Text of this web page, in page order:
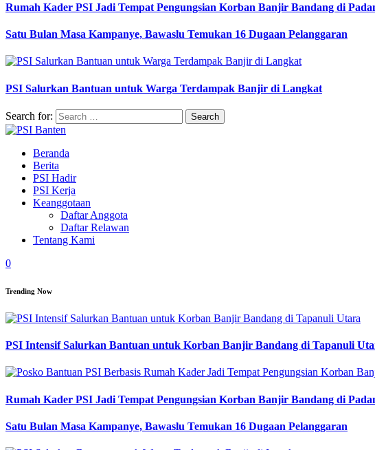
Rumah Kader PSI Jadi Tempat Pengungsian Korban Banjir Bandang di
Satu Bulan Masa Kampanye, Bawaslu Temukan 16 Dugaan Pelanggaran
PSI Salurkan Bantuan untuk Warga Terdampak Banjir di Langkat
Search for:
Beranda
Berita
PSI Hadir
PSI Kerja
Keanggotaan
Daftar Anggota
Daftar Relawan
Tentang Kami
0
Trending Now
PSI Intensif Salurkan Bantuan untuk Korban Banjir Bandang di Tapanuli
Rumah Kader PSI Jadi Tempat Pengungsian Korban Banjir Bandang di
Satu Bulan Masa Kampanye, Bawaslu Temukan 16 Dugaan Pelanggaran